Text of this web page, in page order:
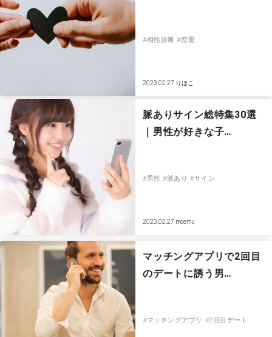
#相性診断#恋愛
2023.02.27 りほこ
脈ありサイン総特集30選
｜男性が好きな子…
#男性#脈あり#サイン
2023.02.27 moemu
マッチングアプリで2回目
のデートに誘う男…
#マッチングアプリ #2回目デート